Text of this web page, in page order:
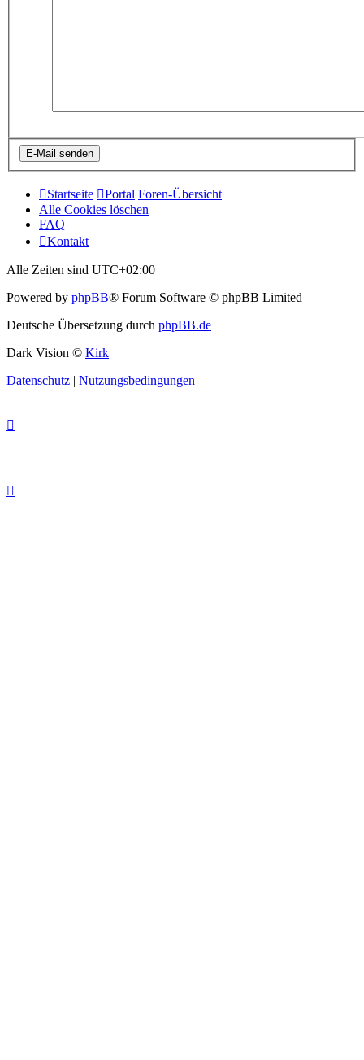
Startseite Portal Foren-Übersicht
Alle Cookies löschen
FAQ
Kontakt
Alle Zeiten sind UTC+02:00
Powered by phpBB® Forum Software © phpBB Limited
Deutsche Übersetzung durch phpBB.de
Dark Vision © Kirk
Datenschutz | Nutzungsbedingungen